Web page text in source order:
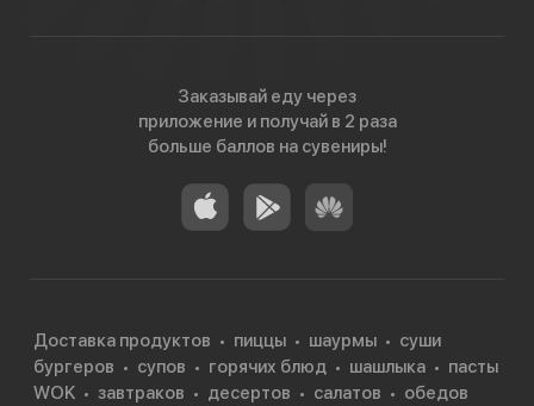
Заказывай еду через
приложение и получай в 2 раза
больше баллов на сувениры!
Доставка продуктов пиццы шаурмы
суши
бургеров
супов горячих блюд шашлыка
пасты
WOK
завтраков десертов салатов
обедов